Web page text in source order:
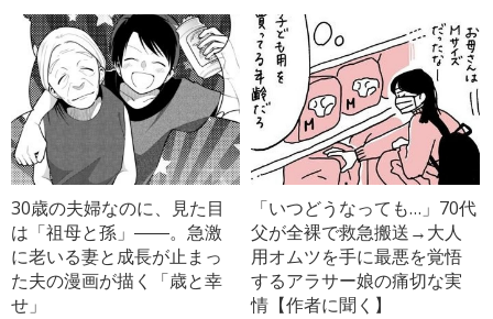
30歳の夫婦なのに、見た目
は「祖母と孫」――。急激
に老いる妻と成長が止まっ
た夫の漫画が描く「歳と幸
せ」
「いつどうなっても…」70代
父が全裸で救急搬送→大人
用オムツを手に最悪を覚悟
するアラサー娘の痛切な実
情【作者に聞く】